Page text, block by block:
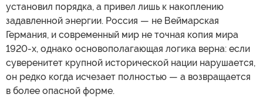
установил порядка, а привел лишь к накоплению
задавленной энергии. Россия — не Веймарская
Германия, и современный мир не точная копия мира
1920-х, однако основополагающая логика верна: если
суверенитет крупной исторической нации нарушается,
он редко когда исчезает полностью — а возвращается
в более опасной форме.